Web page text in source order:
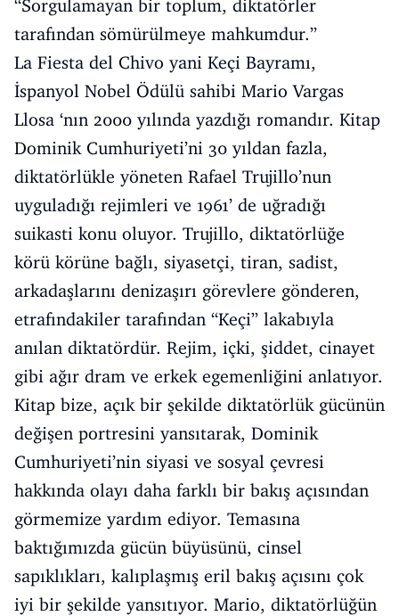
“Sorgulamayan bir toplum, diktatörler
tarafından sömürülmeye mahkumdur.”
La Fiesta del Chivo yani Keçi Bayramı,
İspanyol Nobel Ödülü sahibi Mario Vargas
Llosa ‘nın 2000 yılında yazdığı romandır. Kitap
Dominik Cumhuriyeti’ni 30 yıldan fazla,
diktatörlükle yöneten Rafael Trujillo’nun
uyguladığı rejimleri ve 1961’ de uğradığı
suikasti konu oluyor. Trujillo, diktatörlüğe
körü körüne bağlı, siyasetçi, tiran, sadist,
arkadaşlarını denizaşırı görevlere gönderen,
etrafındakiler tarafından “Keçi” lakabıyla
anılan diktatördür. Rejim, içki, şiddet, cinayet
gibi ağır dram ve erkek egemenliğini anlatıyor.
Kitap bize, açık bir şekilde diktatörlük gücünün
değişen portresini yansıtarak, Dominik
Cumhuriyeti’nin siyasi ve sosyal çevresi
hakkında olayı daha farklı bir bakış açısından
görmemize yardım ediyor. Temasına
baktığımızda gücün büyüsünü, cinsel
sapıklıkları, kalıplaşmış eril bakış açısını çok
iyi bir şekilde yansıtıyor. Mario, diktatörlüğün